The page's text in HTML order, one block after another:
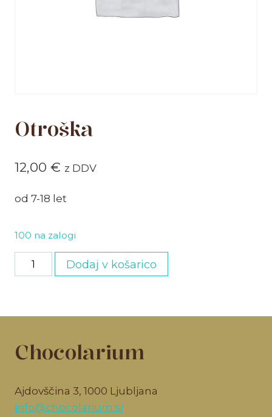
Otroška
12,00 € z DDV
od 7-18 let
100 na zalogi
Otroška
količina
Dodaj v košarico
Chocolarium
Ajdovščina 3, 1000 Ljubljana
info@chocolarium.si